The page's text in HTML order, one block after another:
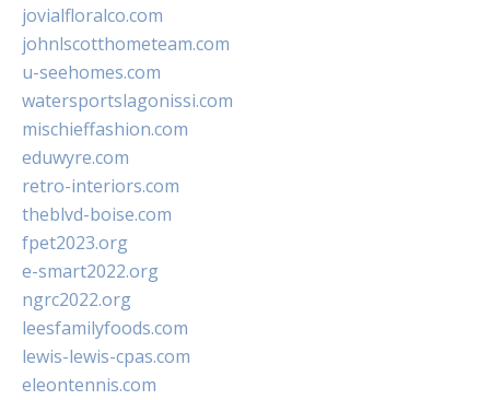
jovialfloralco.com
johnlscotthometeam.com
u-seehomes.com
watersportslagonissi.com
mischieffashion.com
eduwyre.com
retro-interiors.com
theblvd-boise.com
fpet2023.org
e-smart2022.org
ngrc2022.org
leesfamilyfoods.com
lewis-lewis-cpas.com
eleontennis.com